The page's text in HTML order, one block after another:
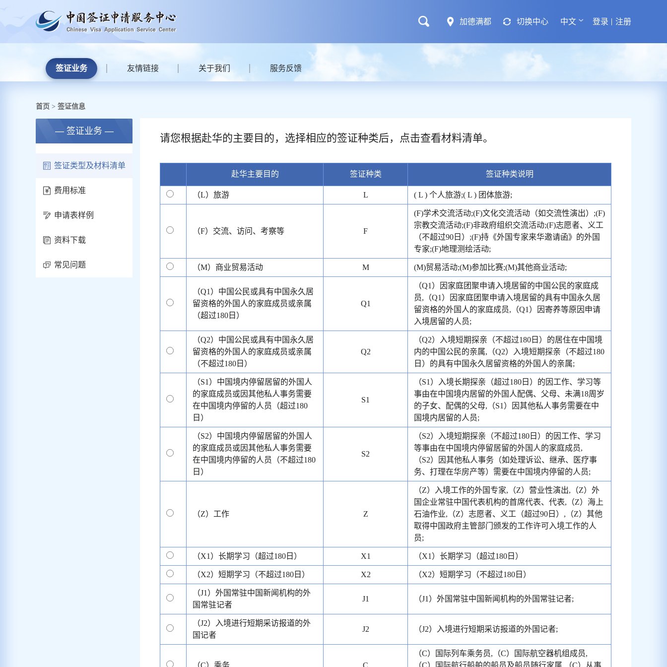
加德满都 切换中心 中文 登录 注册
签证业务 友情链接 关于我们 服务反馈
首页 > 签证信息
— 签证业务 —
签证类型及材料清单
费用标准
申请表样例
资料下载
常见问题
请您根据赴华的主要目的，选择相应的签证种类后，点击查看材料清单。
赴华主要目的 签证种类 签证种类说明
（L）旅游 L ( L ) 个人旅游;( L ) 团体旅游;
（F）交流、访问、考察等 F
(F)学术交流活动;(F)文化交流活动（如交流性演出）;(F)
宗教交流活动;(F)非政府组织交流活动;(F)志愿者、义工
（不超过90日）;(F)持《外国专家来华邀请函》的外国
专家;(F)地理测绘活动;
（M）商业贸易活动 M (M)贸易活动;(M)参加比赛;(M)其他商业活动;
（Q1）中国公民或具有中国永久居
留资格的外国人的家庭成员或亲属
（超过180日）
Q1
（Q1）因家庭团聚申请入境居留的中国公民的家庭成
员,（Q1）因家庭团聚申请入境居留的具有中国永久居
留资格的外国人的家庭成员,（Q1）因寄养等原因申请
入境居留的人员;
（Q2）中国公民或具有中国永久居
留资格的外国人的家庭成员或亲属
（不超过180日）
Q2
（Q2）入境短期探亲（不超过180日）的居住在中国境
内的中国公民的亲属,（Q2）入境短期探亲（不超过180
日）的具有中国永久居留资格的外国人的亲属;
（S1）中国境内停留居留的外国人
的家庭成员或因其他私人事务需要
在中国境内停留的人员（超过180
日）
S1
（S1）入境长期探亲（超过180日）的因工作、学习等
事由在中国境内居留的外国人配偶、父母、未满18周岁
的子女、配偶的父母,（S1）因其他私人事务需要在中
国境内居留的人员;
（S2）中国境内停留居留的外国人
的家庭成员或因其他私人事务需要
在中国境内停留的人员（不超过180
日）
S2
（S2）入境短期探亲（不超过180日）的因工作、学习
等事由在中国境内停留居留的外国人的家庭成员,
（S2）因其他私人事务（如处理诉讼、继承、医疗事
务、打理在华房产等）需要在中国境内停留的人员;
（Z）工作 Z
（Z）入境工作的外国专家,（Z）营业性演出,（Z）外
国企业常驻中国代表机构的首席代表、代表,（Z）海上
石油作业,（Z）志愿者、义工（超过90日）,（Z）其他
取得中国政府主管部门颁发的工作许可入境工作的人
员;
（X1）长期学习（超过180日） X1 （X1）长期学习（超过180日）
（X2）短期学习（不超过180日） X2 （X2）短期学习（不超过180日）
（J1）外国常驻中国新闻机构的外
国常驻记者
J1 （J1）外国常驻中国新闻机构的外国常驻记者;
（J2）入境进行短期采访报道的外
国记者
J2 （J2）入境进行短期采访报道的外国记者;
（C）乘务 C
（C）国际列车乘务员,（C）国际航空器机组成员,
（C）国际航行船舶的船员及船员随行家属,（C）从事